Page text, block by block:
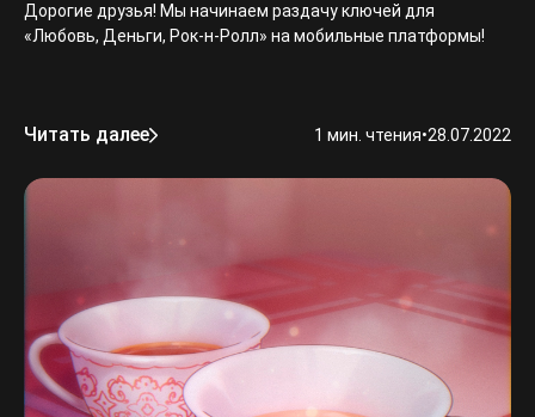
Дорогие друзья! Мы начинаем раздачу ключей для
«Любовь, Деньги, Рок-н-Ролл» на мобильные платформы!
Читать далее 1 мин. чтения•28.07.2022